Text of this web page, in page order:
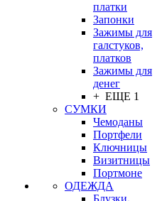
платки
Запонки
Зажимы для
галстуков,
платков
Зажимы для
денег
+ ЕЩЕ 1
СУМКИ
Чемоданы
Портфели
Ключницы
Визитницы
Портмоне
ОДЕЖДА
Блузки,